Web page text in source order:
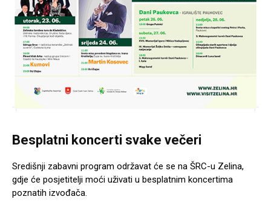
Besplatni koncerti svake večeri
Središnji zabavni program održavat će se na ŠRC-u Zelina,
gdje će posjetitelji moći uživati u besplatnim koncertima
poznatih izvođača.